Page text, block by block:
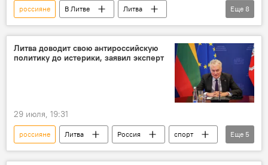
россияне В Литве
Литва
санкции
антироссийские санкции
санкции против России
Сейм Литвы
Культура
Россия
граждане России
Еще 8
Литва доводит свою антироссийскую
политику до истерики, заявил эксперт
29 июля, 19:31
россияне Литва Россия
спорт
Спорт
спортсмены
Еще 5